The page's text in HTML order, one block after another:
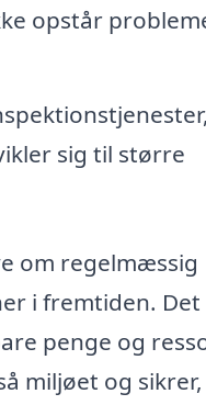
opstår
sig til større
om regelmæssig
i fremtiden.
penge og
miljøet og